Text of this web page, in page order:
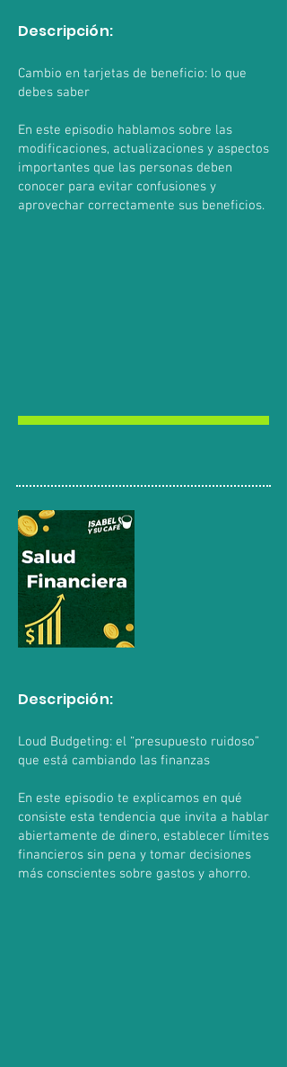
Descripción:
Cambio en tarjetas de beneficio: lo que
debes saber
En este episodio hablamos sobre las
modificaciones, actualizaciones y aspectos
importantes que las personas deben
conocer para evitar confusiones y
aprovechar correctamente sus beneficios.
Descripción:
Loud Budgeting: el “presupuesto ruidoso”
que está cambiando las finanzas
En este episodio te explicamos en qué
consiste esta tendencia que invita a hablar
abiertamente de dinero, establecer límites
financieros sin pena y tomar decisiones
más conscientes sobre gastos y ahorro.